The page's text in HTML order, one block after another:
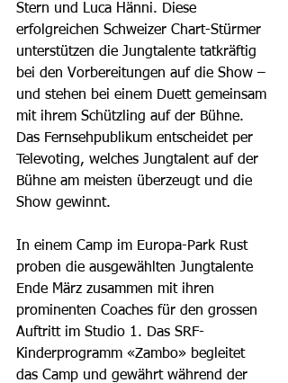
Stern und Luca Hänni. Diese
erfolgreichen Schweizer Chart-Stürmer
unterstützen die Jungtalente tatkräftig
bei den Vorbereitungen auf die Show –
und stehen bei einem Duett gemeinsam
mit ihrem Schützling auf der Bühne.
Das Fernsehpublikum entscheidet per
Televoting, welches Jungtalent auf der
Bühne am meisten überzeugt und die
Show gewinnt.
In einem Camp im Europa-Park Rust
proben die ausgewählten Jungtalente
Ende März zusammen mit ihren
prominenten Coaches für den grossen
Auftritt im Studio 1. Das SRF-
Kinderprogramm «Zambo» begleitet
das Camp und gewährt während der